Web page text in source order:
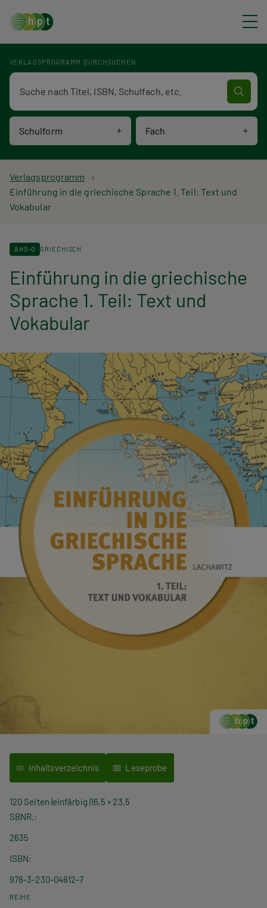
VERLAGSPROGRAMM DURCHSUCHEN
Schulform Fach
Verlagsprogramm Volltextsuche
P
f
d
n
a
v
i
g
a
t
i
o
n
Verlagsprogramm
Einführung in die griechische Sprache 1. Teil: Text und
Vokabular
AHS-O GRIECHISCH
Einführung in die griechische
Sprache 1. Teil: Text und
Vokabular
Inhaltsverzeichnis Leseprobe
120 Seiten einfärbig 16,5 × 23,5
SBNR.
2635
ISBN
978-3-230-04812-7
REIHE